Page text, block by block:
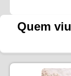
Quem